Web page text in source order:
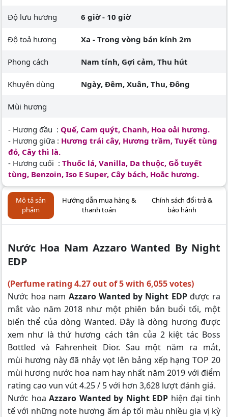
Mô tả sản
phẩm
Hướng dẫn mua hàng &
thanh toán
Chính sách đổi trả &
bảo hành
Nước Hoa Nam Azzaro Wanted By Night
EDP
(Perfume rating 4.27 out of 5 with 6,055 votes)
Nước hoa nam Azzaro Wanted by Night EDPđược ra
mắt vào năm 2018 như một phiên bản buổi tối, một
biến thể của dòng Wanted. Đây là dòng hương được
xem như là thứ hương cách tân của 2 kiệt tác Boss
Bottled và Fahrenheit Dior. Sau một năm ra mắt,
mùi hương này đã nhảy vọt lên bảng xếp hạng TOP 20
mùi hương nước hoa nam hay nhất năm 2019 với điểm
rating cao vun vút 4.25 / 5 với hơn 3,628 lượt đánh giá.
Nước hoaAzzaro Wanted by Night EDP hiện đại tinh
tế với những note hương ấm áp tối màu nhiều gia vị kỳ
Độ lưu hương 6 giờ - 10 giờ
Độ toả hương Xa - Trong vòng bán kính 2m
Phong cách Nam tính, Gợi cảm, Thu hút
Khuyên dùng Ngày, Đêm, Xuân, Thu, Đông
Mùi hương
- Hương đầu : Quế, Cam quýt, Chanh, Hoa oải hương.
- Hương giữa : Hương trái cây, Hương trầm, Tuyết tùng
đỏ, Cây thì là.
- Hương cuối : Thuốc lá, Vanilla, Da thuộc, Gỗ tuyết
tùng, Benzoin, Iso E Super, Cây bách, Hoắc hương.